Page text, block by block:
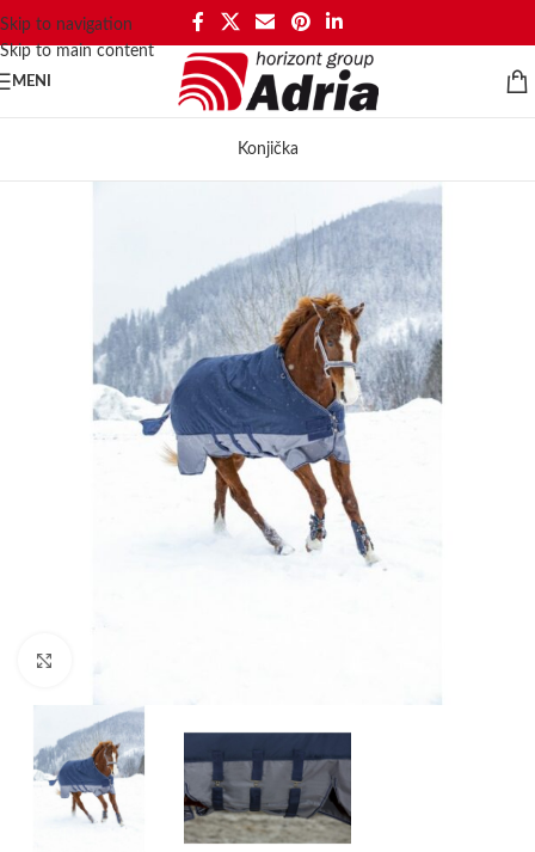
Skip to navigation
Skip to main content
MENI
Konjička